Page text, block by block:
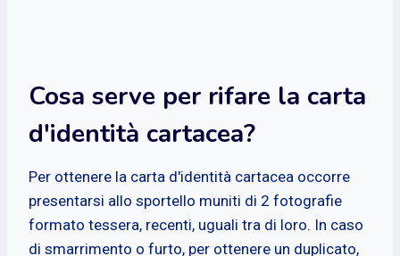
Cosa serve per rifare la carta
d'identità cartacea?
Per ottenere la carta d'identità cartacea occorre
presentarsi allo sportello muniti di 2 fotografie
formato tessera, recenti, uguali tra di loro. In caso
di smarrimento o furto, per ottenere un duplicato,